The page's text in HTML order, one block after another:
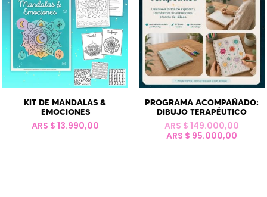
KIT DE MANDALAS &
EMOCIONES
ARS $ 13.990,00
PROGRAMA ACOMPAÑADO:
DIBUJO TERAPÉUTICO
ARS $149.000,00El
ARS $ 95.000,00El